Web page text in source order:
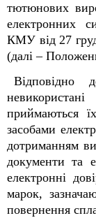
тютюнових
електронних
КМУ від 27
(далі –
приймаються
засобами
дотриманням
документи та
електронні
марок,
повернення